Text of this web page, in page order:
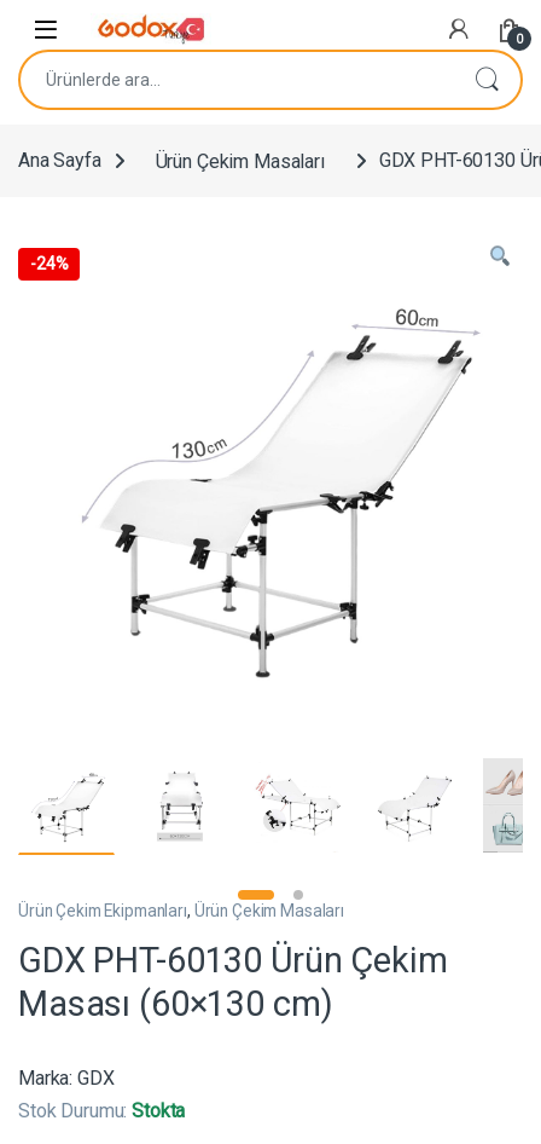
0
Ara:
Ana Sayfa Ürün Çekim Masaları GDX PHT-60130
-24%
Ürün Çekim Ekipmanları, Ürün Çekim Masaları
GDX PHT-60130 Ürün Çekim
Masası (60×130 cm)
Marka: GDX
Stok Durumu:Stokta